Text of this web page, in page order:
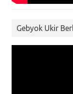
Gebyok Ukir